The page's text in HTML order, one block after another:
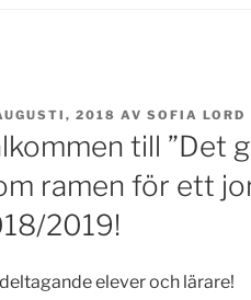
2018 AV SOFIA LORD
till ”Det
ramen för ett
2019!
elever och lärare!